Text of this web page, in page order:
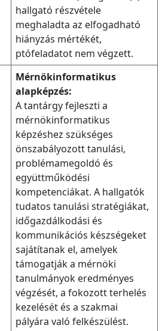
hallgató részvétele
meghaladta az elfogadható
hiányzás mértékét,
ptófeladatot nem végzett.
Mérnökinformatikus
alapképzés:
A tantárgy fejleszti a
mérnökinformatikus
képzéshez szükséges
önszabályozott tanulási,
problémamegoldó és
együttműködési
kompetenciákat. A hallgatók
tudatos tanulási stratégiákat,
időgazdálkodási és
kommunikációs készségeket
sajátítanak el, amelyek
támogatják a mérnöki
tanulmányok eredményes
végzését, a fokozott terhelés
kezelését és a szakmai
pályára való felkészülést.